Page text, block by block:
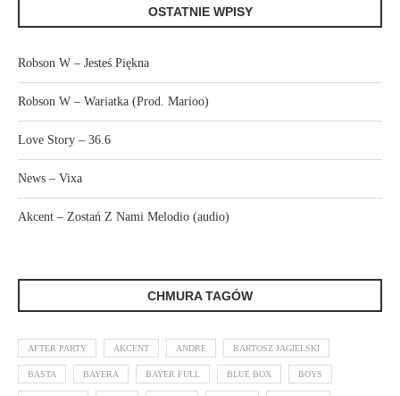
OSTATNIE WPISY
Robson W – Jesteś Piękna
Robson W – Wariatka (Prod. Marioo)
Love Story – 36.6
News – Vixa
Akcent – Zostań Z Nami Melodio (audio)
CHMURA TAGÓW
AFTER PARTY AKCENT ANDRE BARTOSZ JAGIELSKI
BASTA BAYERA BAYER FULL BLUE BOX BOYS